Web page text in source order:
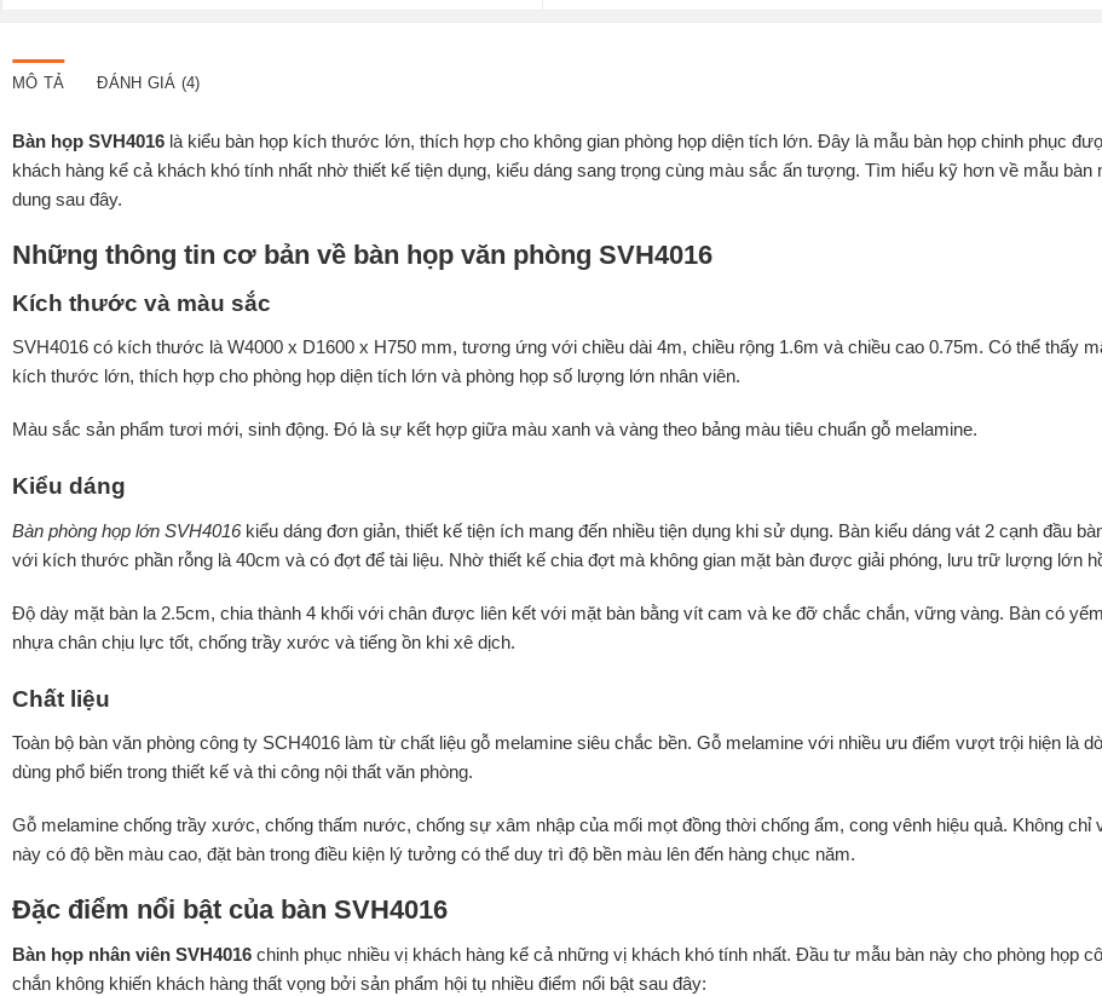
MÔ TẢ ĐÁNH GIÁ (4)
Bàn họp SVH4016 là kiểu bàn họp kích thước lớn, thích hợp cho không gian phòng họp diện tích lớn. Đây là mẫu bàn họp chinh phục
khách hàng kể cả khách khó tính nhất nhờ thiết kế tiện dụng, kiểu dáng sang trọng cùng màu sắc ấn tượng. Tìm hiểu kỹ hơn về mẫu bàn
dung sau đây.
Những thông tin cơ bản về bàn họp văn phòng SVH4016
Kích thước và màu sắc
SVH4016 có kích thước là W4000 x D1600 x H750 mm, tương ứng với chiều dài 4m, chiều rộng 1.6m và chiều cao 0.75m. Có thể thấy
kích thước lớn, thích hợp cho phòng họp diện tích lớn và phòng họp số lượng lớn nhân viên.
Màu sắc sản phẩm tươi mới, sinh động. Đó là sự kết hợp giữa màu xanh và vàng theo bảng màu tiêu chuẩn gỗ melamine.
Kiểu dáng
Bàn phòng họp lớn SVH4016 kiểu dáng đơn giản, thiết kế tiện ích mang đến nhiều tiện dụng khi sử dụng. Bàn kiểu dáng vát 2 cạnh đầu
với kích thước phần rỗng là 40cm và có đợt để tài liệu. Nhờ thiết kế chia đợt mà không gian mặt bàn được giải phóng, lưu trữ lượng lớn
Độ dày mặt bàn la 2.5cm, chia thành 4 khối với chân được liên kết với mặt bàn bằng vít cam và ke đỡ chắc chắn, vững vàng. Bàn có
nhựa chân chịu lực tốt, chống trầy xước và tiếng ồn khi xê dịch.
Chất liệu
Toàn bộ bàn văn phòng công ty SCH4016 làm từ chất liệu gỗ melamine siêu chắc bền. Gỗ melamine với nhiều ưu điểm vượt trội hiện là
dùng phổ biến trong thiết kế và thi công nội thất văn phòng.
Gỗ melamine chống trầy xước, chống thấm nước, chống sự xâm nhập của mối mọt đồng thời chống ẩm, cong vênh hiệu quả. Không chỉ
này có độ bền màu cao, đặt bàn trong điều kiện lý tưởng có thể duy trì độ bền màu lên đến hàng chục năm.
Đặc điểm nổi bật của bàn SVH4016
Bàn họp nhân viên SVH4016 chinh phục nhiều vị khách hàng kể cả những vị khách khó tính nhất. Đầu tư mẫu bàn này cho phòng họp
chắn không khiến khách hàng thất vọng bởi sản phẩm hội tụ nhiều điểm nổi bật sau đây: